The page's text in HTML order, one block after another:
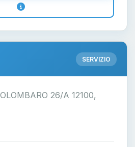
SERVIZIO
26/A 12100,